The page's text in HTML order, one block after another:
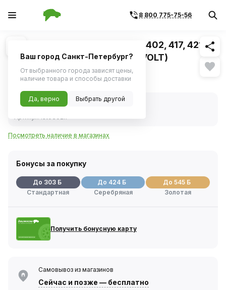
8 800 775-75-56
1/5 Похожие
Стартер для а/м ГАЗ, УАЗ дв. 402, 417, 421,
А274 EvoTech 1.7 кВт (STARTVOLT)
6 051 ₽
В наличии
Посмотреть наличие в магазинах
Бонусы за покупку
До 303 Б
Стандартная
До 424 Б
Серебряная
До 545 Б
Золотая
Получить бонусную карту
Самовывоз из магазинов
Сейчас и позже — бесплатно
Ваш город Санкт-Петербург?
От выбранного города зависят цены,
наличие товара и способы доставки
Да, верно Выбрать другой